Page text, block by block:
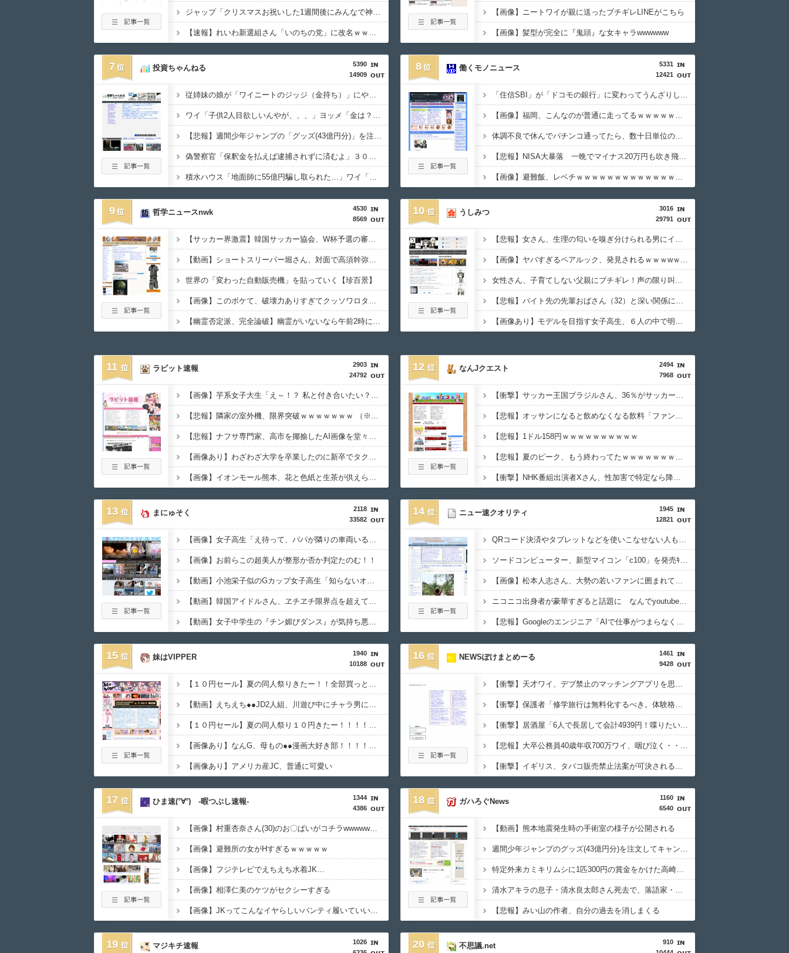
ジャップ「クリスマスお祝いした1週間後にみんなで神社行きます」←これ
【速報】れいわ新選組さん「いのちの党」に改名ｗｗｗｗｗｗｗｗ
【画像】ニートワイが親に送ったブチギレLINEがこちら
【画像】髪型が完全に『鬼頭』な女キャラwwwwww
7
5390
14909
投資ちゃんねる
従姉妹の娘が「ワイニートのジッジ（金持ち）」にやたら会いに来る理由ｗｗｗｗｗ
ワイ「子供2人目欲しいんやが、、、」ヨッメ「金は？育児は？私の仕事は？キャリアは？」
【悲報】週間少年ジャンプの「グッズ(43億円分)」を注文し全てキャンセルした女逮捕ｗｗｗｗｗｗｗｗ
偽警察官「保釈金を払えば逮捕されずに済むよ」３０代男性が1342万円だまし取られる
積水ハウス「地面師に55億円騙し取られた…」ワイ「はえーかわいそう…会社滅茶苦茶やろなぁ」
8
5331
12421
働くモノニュース
「住信SBI」が「ドコモの銀行」に変わってうんざりしてるやつｗｗｗｗｗｗｗ
【画像】福岡、こんなのが普通に走ってるｗｗｗｗｗｗｗｗｗｗｗｗｗｗｗｗ
体調不良で休んでパチンコ通ってたら、数十日単位の証拠写真撮られて会社クビになった
【悲報】NISA大暴落 一晩でマイナス20万円も吹き飛んだもよう
【画像】避難飯、レベチｗｗｗｗｗｗｗｗｗｗｗｗｗｗｗ
9
4530
8569
哲学ニュースnwk
【サッカー界激震】韓国サッカー協会、W杯予選の審判に“性接待”していたことが発覚 協会カードの決済明細まで見つかる
【動画】ショートスリーパー堀さん、対面で高須幹弥にキレる ← 睡眠は大事だと話題
世界の「変わった自動販売機」を貼っていく【珍百景】
【画像】このボケて、破壊力ありすぎてクッソワロタｗｗｗｗｗｗｗｗｗ
【幽霊否定派、完全論破】幽霊がいないなら午前2時に一人で墓石を木刀で叩き割れるよな？ｗｗｗｗｗ
10
3016
29791
うしみつ
【悲報】女さん、生理の匂いを嗅ぎ分けられる男にイライラ⇒ｗｗｗ
【画像】ヤバすぎるペアルック、発見されるｗｗｗwｗｗｗｗｗｗｗｗｗ
女性さん、子育てしない父親にブチギレ！声の限り叫ぶ！！→ｗｗｗｗ
【悲報】バイト先の先輩おばさん（32）と深い関係になってしまった結果⇒ｗ
【画像あり】モデルを目指す女子高生、６人の中で明らかにデカい人を発見ｗｗｗｗ
11
2903
24792
ラビット速報
【画像】芋系女子大生「え～！？ 私と付き合いたい？ 私脱いだらこんなんだけどいいの…？????」
【悲報】隣家の室外機、限界突破ｗｗｗｗｗｗｗ （※画像あり）
【悲報】ナフサ専門家、高市を揶揄したAI画像を堂々と載せる （※画像あり）
【画像あり】わざわざ大学を卒業したのに新卒でタクシー運転手になる女性ってどう思う？
【画像】イオンモール熊本、花と色紙と生茶が供えられる・・・
12
2494
7968
なんJクエスト
【衝撃】サッカー王国ブラジルさん、36％がサッカーに「関心なし」・・・・・・・・・
【悲報】オッサンになると飲めなくなる飲料「ファンタ」・・・・・・・・・
【悲報】1ドル158円ｗｗｗｗｗｗｗｗｗｗ
【悲報】夏のピーク、もう終わってたｗｗｗｗｗｗｗｗｗｗ
【衝撃】NHK番組出演者Xさん、性加害で特定なら降板ドミノ・・・・・・・・・
13
2118
33582
まにゅそく
【画像】女子高生「え待って、パパが隣りの車両いる。。。」
【画像】お前らこの超美人が整形か否か判定たのむ！！
【動画】小池栄子似のGカップ女子高生「知らないオジさんに襲われてオッパイ揉まれた」
【動画】韓国アイドルさん、ヱチヱチ限界点を超えてしまう
【動画】女子中学生の『チン媚びダンス』が気持ち悪い????
14
1945
12821
ニュー速クオリティ
QRコード決済やタブレットなどを使いこなせない人も居るという話・・・
ソードコンピューター、新型マイコン「c100」を発売ｷﾀ━━━━(ﾟ∀ﾟ)━━━━!!
【画像】松本人志さん、大勢の若いファンに囲まれてご満悦・・・
ニコニコ出身者が豪華すぎると話題に なんでyoutubeに負けたのか・・・
【悲報】Googleのエンジニア「AIで仕事がつまらなくなった」
15
1940
10188
妹はVIPPER
【１０円セール】夏の同人祭りきたー！！全部買っとけwwww
【動画】えちえち●●JD2人組、川遊び中にチャラ男にナンパされるｗ
【１０円セール】夏の同人祭り１０円きたー！！！！！！！！！
【画像あり】なんG、母もの●●漫画大好き部！！！！！！
【画像あり】アメリカ産JC、普通に可愛い
16
1461
9428
NEWSぽけまとめーる
【衝撃】天才ワイ、デブ禁止のマッチングアプリを思いつくｗｗｗｗｗ
【衝撃】保護者「修学旅行は無料化するべき。体験格差を放置するのか」←これｗｗｗｗｗ
【衝撃】居酒屋「6人で長居して会計4939円！喋りたいだけなら公園に行ってくれ（怒」←これｗｗｗｗｗ(※画像あり)
【悲報】大卒公務員40歳年収700万ワイ、咽び泣く・・・・
【衝撃】イギリス、タバコ販売禁止法案が可決されるｗｗｗｗｗ
17
1344
4386
ひま速(°∀°) -暇つぶし速報-
【画像】村重杏奈さん(30)のお〇ぱいがコチラwwwwwwwwwwww
【画像】避難所の女がHすぎるｗｗｗｗｗ
【画像】フジテレビでえちえち水着JK…
【画像】相澤仁美のケツがセクシーすぎる
【画像】JKってこんなイヤらしいパンティ履いていいの？ｗｗｗｗｗ
18
1160
6540
ガハろぐNews
【動画】熊本地震発生時の手術室の様子が公開される
週間少年ジャンプのグッズ(43億円分)を注文してキャンセルした32歳女が逮捕
特定外来カミキリムシに1匹300円の賞金をかけた高崎市、初日に1170匹持ち込まれる
清水アキラの息子・清水良太郎さん死去で、落語家・柳家小はだが「いじめ」「暴行」被害告発
【悲報】みい山の作者、自分の過去を消しまくる
19
1026
マジキチ速報 20
910
不思議.net